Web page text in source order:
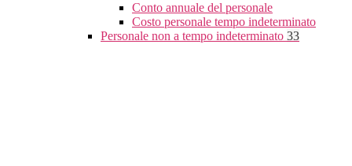
Conto annuale del personale
Costo personale tempo indeterminato
Personale non a tempo indeterminato 33